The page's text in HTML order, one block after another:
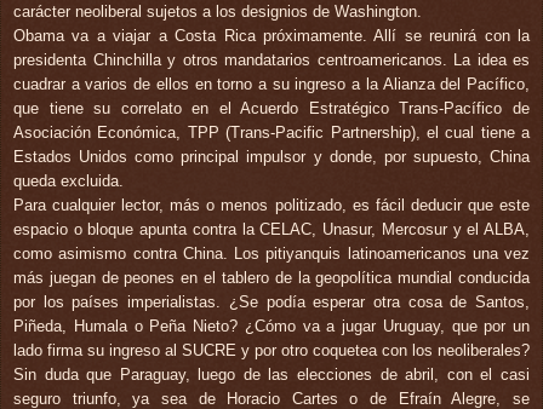
carácter neoliberal sujetos a los designios de Washington.
Obama va a viajar a Costa Rica próximamente. Allí se reunirá con la
presidenta Chinchilla y otros mandatarios centroamericanos. La idea es
cuadrar a varios de ellos en torno a su ingreso a la Alianza del Pacífico,
que tiene su correlato en el Acuerdo Estratégico Trans-Pacífico de
Asociación Económica, TPP (Trans-Pacific Partnership), el cual tiene a
Estados Unidos como principal impulsor y donde, por supuesto, China
queda excluida.
Para cualquier lector, más o menos politizado, es fácil deducir que este
espacio o bloque apunta contra la CELAC, Unasur, Mercosur y el ALBA,
como asimismo contra China. Los pitiyanquis latinoamericanos una vez
más juegan de peones en el tablero de la geopolítica mundial conducida
por los países imperialistas. ¿Se podía esperar otra cosa de Santos,
Piñeda, Humala o Peña Nieto? ¿Cómo va a jugar Uruguay, que por un
lado firma su ingreso al SUCRE y por otro coquetea con los neoliberales?
Sin duda que Paraguay, luego de las elecciones de abril, con el casi
seguro triunfo, ya sea de Horacio Cartes o de Efraín Alegre, se